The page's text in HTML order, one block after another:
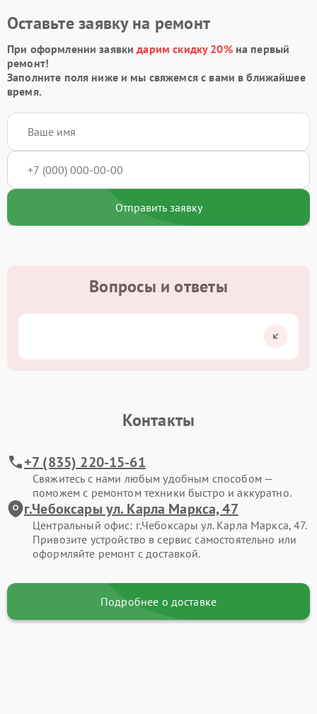
Оставьте заявку на ремонт
При оформлении заявкидарим скидку 20%на первый
ремонт!
Заполните поля ниже и мы свяжемся с вами в ближайшее
время.
Отправить заявку
Вопросы и ответы
Контакты
+7 (835) 220-15-61
Свяжитесь с нами любым удобным способом —
поможем с ремонтом техники быстро и аккуратно.
г.Чебоксары ул. Карла Маркса, 47
Центральный офис: г.Чебоксары ул. Карла Маркса, 47.
Привозите устройство в сервис самостоятельно или
оформляйте ремонт с доставкой.
Подробнее о доставке